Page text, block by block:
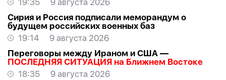
19:35
9 августа 2026
Сирия и Россия подписали меморандум о
будущем российских военных баз
19:14
9 августа 2026
Переговоры между Ираном и США —
ПОСЛЕДНЯЯ СИТУАЦИЯ на Ближнем Востоке
18:35
9 августа 2026